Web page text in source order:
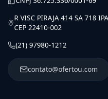
R VISC PIRAJA 414 SA 718
CEP 22410-002
(21) 97980-1212
contato@ofertou.com